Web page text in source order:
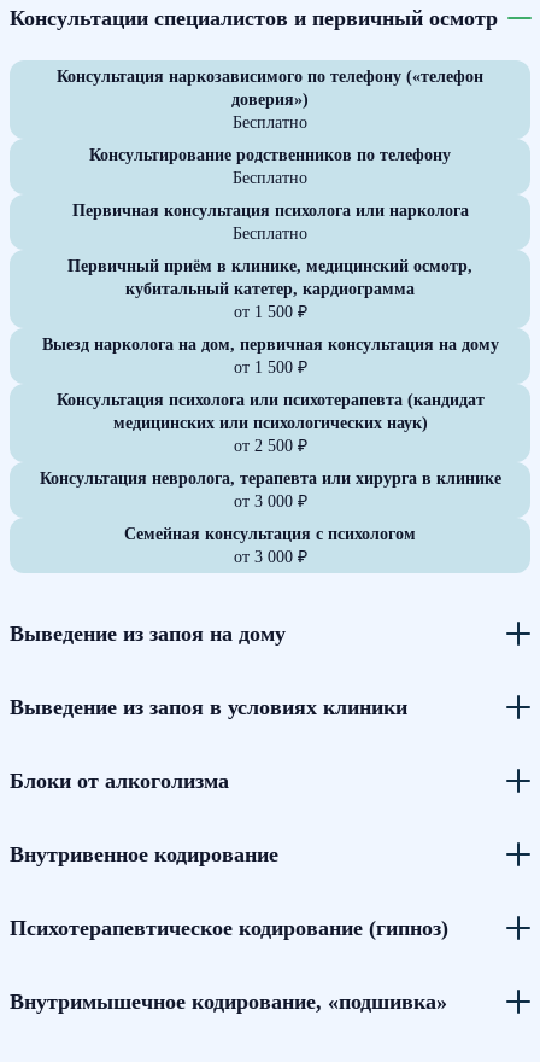
Консультации специалистов и первичный осмотр
Консультация наркозависимого по телефону («телефон
доверия»)
Бесплатно
Консультирование родственников по телефону
Бесплатно
Первичная консультация психолога или нарколога
Бесплатно
Первичный приём в клинике, медицинский осмотр,
кубитальный катетер, кардиограмма
от 1 500 ₽
Выезд нарколога на дом, первичная консультация на дому
от 1 500 ₽
Консультация психолога или психотерапевта (кандидат
медицинских или психологических наук)
от 2 500 ₽
Консультация невролога, терапевта или хирурга в клинике
от 3 000 ₽
Семейная консультация с психологом
от 3 000 ₽
Выведение из запоя на дому
Выведение из запоя в условиях клиники
Блоки от алкоголизма
Внутривенное кодирование
Психотерапевтическое кодирование (гипноз)
Внутримышечное кодирование, «подшивка»